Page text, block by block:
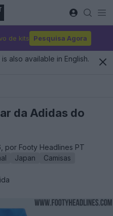
de kits Pesquisa Agora
also available in English.
da Adidas do
por Footy Headlines PT
Japan
Camisas